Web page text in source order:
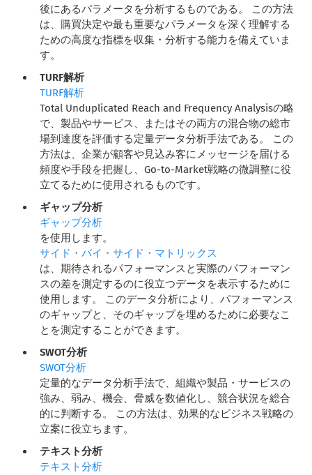
後にあるパラメータを分析するものである。 この方法
は、購買決定や最も重要なパラメータを深く理解する
ための高度な指標を収集・分析する能力を備えていま
す。
TURF解析
TURF解析
Total Unduplicated Reach and Frequency Analysisの略
で、製品やサービス、またはその両方の混合物の総市
場到達度を評価する定量データ分析手法である。 この
方法は、企業が顧客や見込み客にメッセージを届ける
頻度や手段を把握し、Go-to-Market戦略の微調整に役
立てるために使用されるものです。
ギャップ分析
ギャップ分析
を使用します。
サイド・バイ・サイド・マトリックス
は、期待されるパフォーマンスと実際のパフォーマン
スの差を測定するのに役立つデータを表示するために
使用します。 このデータ分析により、パフォーマンス
のギャップと、そのギャップを埋めるために必要なこ
とを測定することができます。
SWOT分析
SWOT分析
定量的なデータ分析手法で、組織や製品・サービスの
強み、弱み、機会、脅威を数値化し、競合状況を総合
的に判断する。 この方法は、効果的なビジネス戦略の
立案に役立ちます。
テキスト分析
テキスト分析